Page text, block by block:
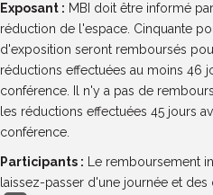
Exposant : MBI doit être informé
réduction de l'espace. Cinquante
d'exposition seront remboursés
réductions effectuées au moins 46
conférence. Il n'y a pas de
les réductions effectuées 45 jours
conférence.
Participants : Le remboursement
laissez-passer d'une journée et